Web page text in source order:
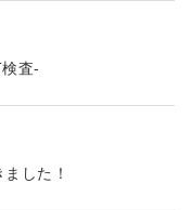
査-
した！